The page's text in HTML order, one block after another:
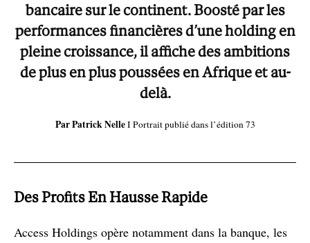
bancaire sur le continent. Boosté par les
performances financières d’une holding en
pleine croissance, il affiche des ambitions
de plus en plus poussées en Afrique et au-
delà.
Par Patrick NelleI Portrait publié dans l’édition 73
Des Profits En Hausse Rapide
Access Holdings opère notamment dans la banque, les